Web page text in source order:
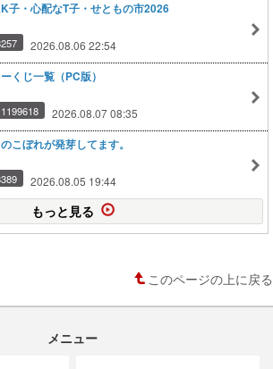
子・心配なT子・せともの市2026
2026.08.06 22:54
くじ一覧（PC版）
2026.08.07 08:35
こぼれが発芽してます。
2026.08.05 19:44
もっと見る
このページの上に戻る
メニュー